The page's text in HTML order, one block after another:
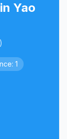
Yao
1